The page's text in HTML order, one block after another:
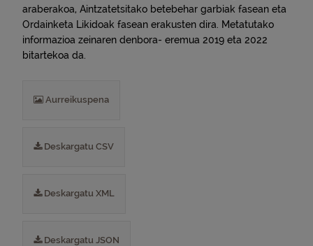
araberakoa, Aintzatetsitako betebehar garbiak fasean eta
Ordainketa Likidoak fasean erakusten dira. Metatutako
informazioa zeinaren denbora- eremua 2019 eta 2022
bitartekoa da.
Aurreikuspena
Deskargatu CSV
Deskargatu XML
Deskargatu JSON